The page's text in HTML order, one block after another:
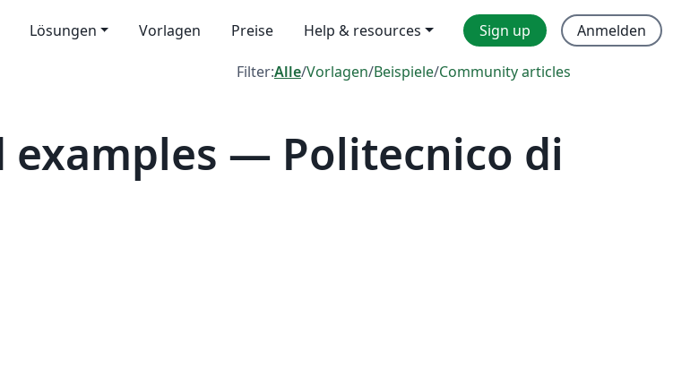
Lösungen Vorlagen Preise Help & resources Sign up Anmelden
Filter:Alle/Vorlagen/Beispiele/Community articles
examples — Politecnico di